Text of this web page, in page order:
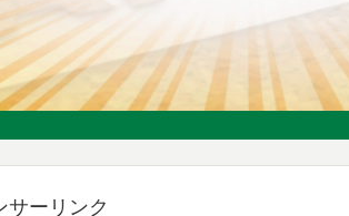
サーリンク